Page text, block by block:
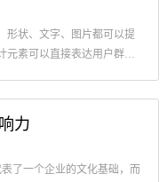
形状、文字、图片都可以提
元素可以直接表达用户群体
力
了一个企业的文化基础，而